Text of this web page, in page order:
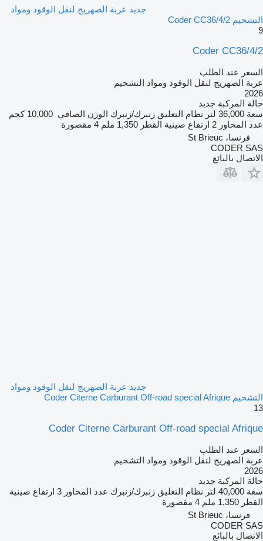
جديد عربة الصهريج لنقل الوقود ومواد
التشحيم Coder CC36/4/2
9
Coder CC36/4/2
السعر عند الطلب
عربة الصهريج لنقل الوقود ومواد التشحيم
2026
حالة المركبة جديد
سعة 36,000 لتر نظام التعليق زنبرك/زنبرك الوزن الصافي 10,000 كجم
عدد المحاور 2 ارتفاع صينية القطر 1,350 ملم
4 مقصورة
فرنسا، St Brieuc
CODER SAS
الاتصال بالبائع
جديد عربة الصهريج لنقل الوقود ومواد
التشحيم Coder Citerne Carburant Off-road special Afrique
13
Coder Citerne Carburant Off-road special Afrique
السعر عند الطلب
عربة الصهريج لنقل الوقود ومواد التشحيم
2026
حالة المركبة جديد
سعة 40,000 لتر نظام التعليق زنبرك/زنبرك عدد المحاور 3 ارتفاع صينية
القطر 1,350 ملم
4 مقصورة
فرنسا، St Brieuc
CODER SAS
الاتصال بالبائع